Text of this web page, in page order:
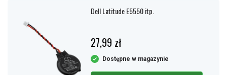
Dell Latitude E5550 itp.
27,99 zł
Dostępne w magazynie